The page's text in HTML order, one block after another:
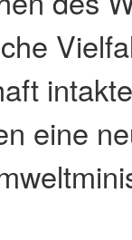
eine